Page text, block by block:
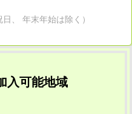
、 年末年始は除く）
入可能地域